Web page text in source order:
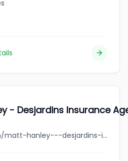
- Desjardins Insurance
fantastic.unknown/matt-hanley---desjardins-insurance-agency